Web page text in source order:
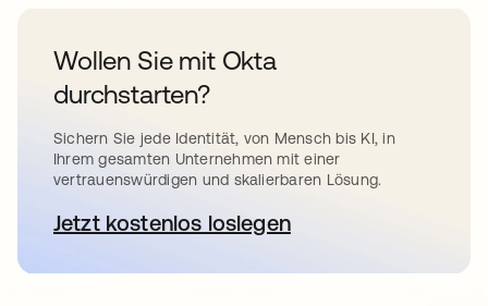
Wollen Sie mit Okta
durchstarten?
Sichern Sie jede Identität, von Mensch bis KI, in
Ihrem gesamten Unternehmen mit einer
vertrauenswürdigen und skalierbaren Lösung.
Jetzt kostenlos loslegen
wird in einer neuen